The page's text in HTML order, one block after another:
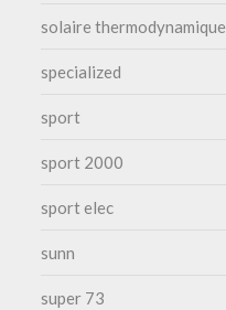
solaire thermodynamique
specialized
sport
sport 2000
sport elec
sunn
super 73